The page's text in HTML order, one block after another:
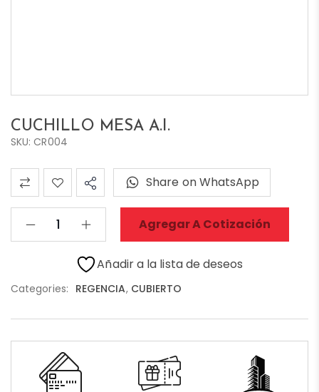
CUCHILLO MESA A.I.
SKU: CR004
Agregar A Cotización
Share on WhatsApp
Añadir a la lista de deseos
Categories: REGENCIA, CUBIERTO